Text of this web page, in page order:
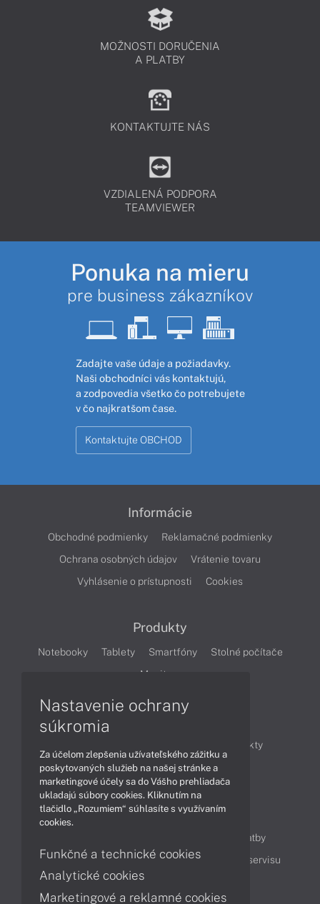
MOŽNOSTI DORUČENIA
A PLATBY
KONTAKTUJTE NÁS
VZDIALENÁ PODPORA
TEAMVIEWER
Ponuka na mieru
pre business zákazníkov
Zadajte vaše údaje a požiadavky.
Naši obchodníci vás kontaktujú,
a zodpovedia všetko čo potrebujete
v čo najkratšom čase.
Kontaktujte OBCHOD
Informácie
Obchodné podmienky
Reklamačné podmienky
Ochrana osobných údajov
Vrátenie tovaru
Vyhlásenie o prístupnosti
Cookies
Produkty
Notebooky Tablety Smartfóny
Stolné počítače
Monitory
Produkty
Technológie
Videá
Obsah
Možnosti doručenia a platby
Podpora a servis
Servisné služby Cenník servisu
Nastavenie ochrany
súkromia
Za účelom zlepšenia užívateľského zážitku a
poskytovaných služieb na našej stránke a
marketingové účely sa do Vášho prehliadača
ukladajú súbory cookies. Kliknutím na
tlačidlo „Rozumiem“ súhlasíte s využívaním
cookies.
Funkčné a technické cookies
Analytické cookies
Marketingové a reklamné cookies